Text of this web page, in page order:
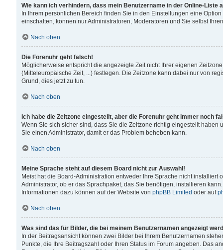
Wie kann ich verhindern, dass mein Benutzername in der Online-Liste
In Ihrem persönlichen Bereich finden Sie in den Einstellungen eine
einschalten, können nur Administratoren, Moderatoren und Sie selbst
Nach oben
Die Forenuhr geht falsch!
Möglicherweise entspricht die angezeigte Zeit nicht Ihrer eigenen
(Mitteleuropäische Zeit, ...) festlegen. Die Zeitzone kann dabei nur von
Grund, dies jetzt zu tun.
Nach oben
Ich habe die Zeitzone eingestellt, aber die Forenuhr geht immer noch
Wenn Sie sich sicher sind, dass Sie die Zeitzone richtig eingestellt
Sie einen Administrator, damit er das Problem beheben kann.
Nach oben
Meine Sprache steht auf diesem Board nicht zur Auswahl!
Meist hat die Board-Administration entweder Ihre Sprache nicht
Administrator, ob er das Sprachpaket, das Sie benötigen, installieren
Informationen dazu können auf der Website von phpBB Limited oder auf
Nach oben
Was sind das für Bilder, die bei meinem Benutzernamen angezeigt
In der Beitragsansicht können zwei Bilder bei Ihrem Benutzernamen
Punkte, die Ihre Beitragszahl oder Ihren Status im Forum angeben. Das